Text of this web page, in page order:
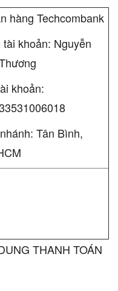
hàng Techcombank
tài khoản: Nguyễn
khoản:
Tân Bình,
THANH TOÁN